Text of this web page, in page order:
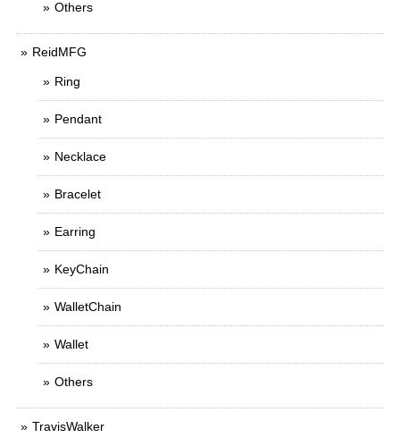
Others
ReidMFG
Ring
Pendant
Necklace
Bracelet
Earring
KeyChain
WalletChain
Wallet
Others
TravisWalker